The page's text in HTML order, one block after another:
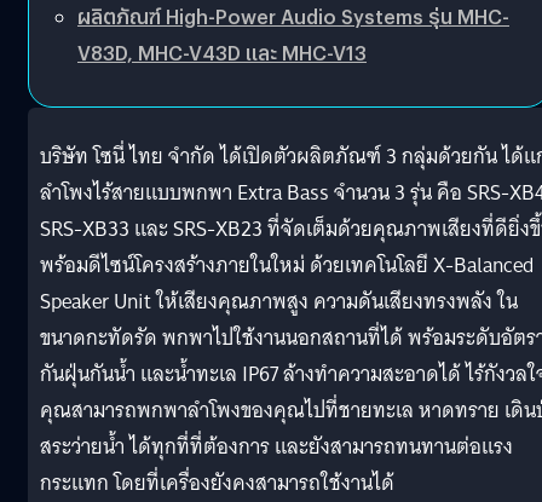
ผลิตภัณฑ์ High-Power Audio Systems รุ่น MHC-
V83D, MHC-V43D และ MHC-V13
บริษัท โซนี่ ไทย จำกัด ได้เปิดตัวผลิตภัณฑ์ 3 กลุ่มด้วยกัน ได้
ลำโพงไร้สายแบบพกพา Extra Bass จำนวน 3 รุ่น คือ SRS-
SRS-XB33 และ SRS-XB23 ที่จัดเต็มด้วยคุณภาพเสียงที่ดียิ่ง
พร้อมดีไซน์โครงสร้างภายในใหม่ ด้วยเทคโนโลยี X-Balanced
Speaker Unit ให้เสียงคุณภาพสูง ความดันเสียงทรงพลัง ใน
ขนาดกะทัดรัด พกพาไปใช้งานนอกสถานที่ได้ พร้อมระดับอัตร
กันฝุ่นกันน้ำ และน้ำทะเล IP67 ล้างทำความสะอาดได้ ไร้กังวล
คุณสามารถพกพาลำโพงของคุณไปที่ชายทะเล หาดทราย เดิน
สระว่ายน้ำ ได้ทุกที่ที่ต้องการ และยังสามารถทนทานต่อแรง
กระแทก โดยที่เครื่องยังคงสามารถใช้งานได้